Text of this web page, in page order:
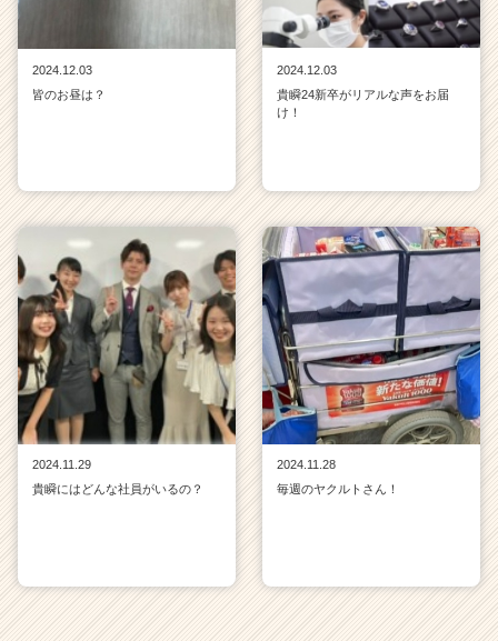
2024.12.03
皆のお昼は？
2024.12.03
貴瞬24新卒がリアルな声をお届
け！
2024.11.29
貴瞬にはどんな社員がいるの？
2024.11.28
毎週のヤクルトさん！